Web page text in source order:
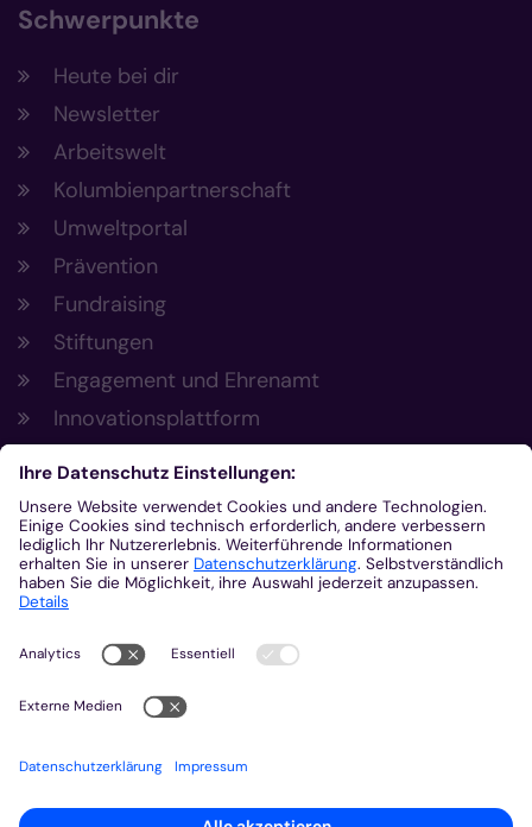
Schwerpunkte
Heute bei dir
Newsletter
Arbeitswelt
Kolumbienpartnerschaft
Umweltportal
Prävention
Fundraising
Stiftungen
Engagement und Ehrenamt
Innovationsplattform
Aus der Plattform
Nachrichten
Veranstaltungen
Gottesdienste
Stellenangebote
Kirchenzeitung
Amtsblatt (Kirchlicher Anzeiger)
Rechtsdatenbank
Meldestelle gemäß Hinweisgeberschutzgesetz